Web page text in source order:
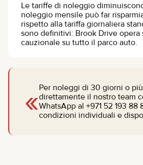
Le tariffe di noleggio
noleggio mensile può far
rispetto alla tariffa giornaliera
sono definitivi: Brook Drive opera
cauzionale su tutto il parco auto.
«Per noleggi di 30 giorni o
direttamente il nostro team
WhatsApp al +971 52 193 88
condizioni individuali e